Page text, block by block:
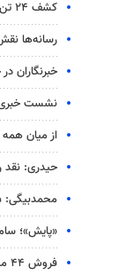
کشف ۲۴ تن سوخت قاچاق در مرز میلک
رسانه‌ها
خبرنگاران
نشست
از میان
حیدری: نقد
محمدبیگی: ۸۵ درصد قانون جوانی جمعیت هنوز کامل اجرا نشده است
«پایش»؛
فروش ۴۴ میلیاردی سینما در دومین هفته‌ مرداد